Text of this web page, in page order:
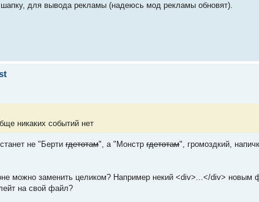
для вывода рекламы (надеюсь мод рекламы обновят).
никаких событий нет
не "Берти гдетотам", а "Монстр гдетотам", громоздкий,
можно заменить целиком? Например некий <div>...</div> новым
на свой файл?